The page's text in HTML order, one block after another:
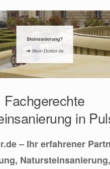
Fachgerechte
in
– Ihr erfahrener
Natursteinsanierung,